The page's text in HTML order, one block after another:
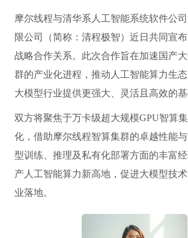
摩尔线程与清华系人工智能系统软件公
限公司（简称：清程极智）近日共同宣
战略合作关系。此次合作旨在加速国产
群的产业化进程，推动人工智能算力生
大模型行业提供更强大、灵活且高效的基
双方将聚焦于万卡级超大规模GPU智算
化，借助摩尔线程智算集群的卓越性能
型训练、推理及私有化部署方面的丰富
产人工智能算力新高地，促进大模型技
业落地。